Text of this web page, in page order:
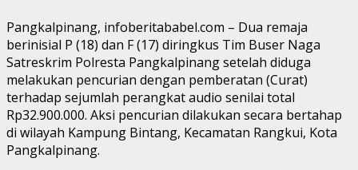
Pangkalpinang, infoberitababel.com – Dua remaja
berinisial P (18) dan F (17) diringkus Tim Buser Naga
Satreskrim Polresta Pangkalpinang setelah diduga
melakukan pencurian dengan pemberatan (Curat)
terhadap sejumlah perangkat audio senilai total
Rp32.900.000. Aksi pencurian dilakukan secara bertahap
di wilayah Kampung Bintang, Kecamatan Rangkui, Kota
Pangkalpinang.